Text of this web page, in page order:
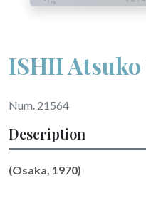
ISHII Atsuko
Num. 21564
Description
(Osaka, 1970)